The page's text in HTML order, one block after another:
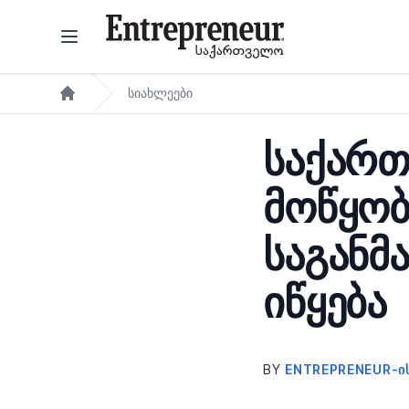
Skip to content
Home
სიახლეები
იწყება
BY ENTREPRENEUR-